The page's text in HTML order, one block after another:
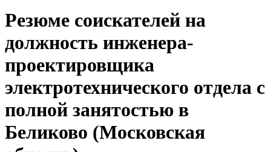
Резюме соискателей на
должность инженера-
проектировщика
электротехнического отдела с
полной занятостью в
Беликово (Московская